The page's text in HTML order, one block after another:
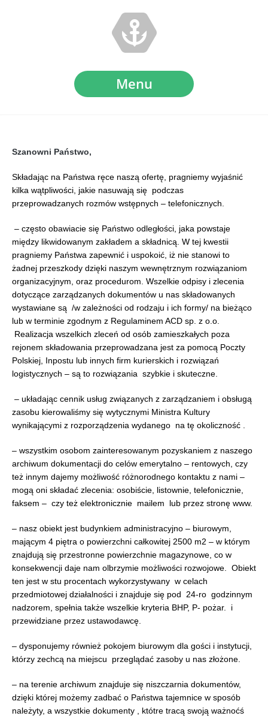
Menu
Szanowni Państwo,
Składając na Państwa ręce naszą ofertę, pragniemy wyjaśnić
kilka wątpliwości, jakie nasuwają się podczas
przeprowadzanych rozmów wstępnych – telefonicznych.
– często obawiacie się Państwo odległości, jaka powstaje
między likwidowanym zakładem a składnicą. W tej kwestii
pragniemy Państwa zapewnić i uspokoić, iż nie stanowi to
żadnej przeszkody dzięki naszym wewnętrznym rozwiązaniom
organizacyjnym, oraz procedurom. Wszelkie odpisy i zlecenia
dotyczące zarządzanych dokumentów u nas składowanych
wystawiane są /w zależności od rodzaju i ich formy/ na bieżąco
lub w terminie zgodnym z Regulaminem ACD sp. z o.o.
Realizacja wszelkich zleceń od osób zamieszkałych poza
rejonem składowania przeprowadzana jest za pomocą Poczty
Polskiej, Inpostu lub innych firm kurierskich i rozwiązań
logistycznych – są to rozwiązania szybkie i skuteczne.
– układając cennik usług związanych z zarządzaniem i obsługą
zasobu kierowaliśmy się wytycznymi Ministra Kultury
wynikającymi z rozporządzenia wydanego na tę okoliczność .
– wszystkim osobom zainteresowanym pozyskaniem z naszego
archiwum dokumentacji do celów emerytalno – rentowych, czy
też innym dajemy możliwość różnorodnego kontaktu z nami –
mogą oni składać zlecenia: osobiście, listownie, telefonicznie,
faksem – czy też elektronicznie mailem lub przez stronę www.
– nasz obiekt jest budynkiem administracyjno – biurowym,
mającym 4 piętra o powierzchni całkowitej 2500 m2 – w którym
znajdują się przestronne powierzchnie magazynowe, co w
konsekwencji daje nam olbrzymie możliwości rozwojowe. Obiekt
ten jest w stu procentach wykorzystywany w celach
przedmiotowej działalności i znajduje się pod 24-ro godzinnym
nadzorem, spełnia także wszelkie kryteria BHP, P- pożar. i
przewidziane przez ustawodawcę.
– dysponujemy również pokojem biurowym dla gości i instytucji,
którzy zechcą na miejscu przeglądać zasoby u nas złożone.
– na terenie archiwum znajduje się niszczarnia dokumentów,
dzięki której możemy zadbać o Państwa tajemnice w sposób
należyty, a wszystkie dokumenty , któtre tracą swoją ważnoćś